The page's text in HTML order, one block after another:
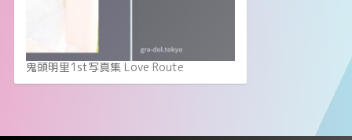
鬼頭明里1st写真集 Love Route